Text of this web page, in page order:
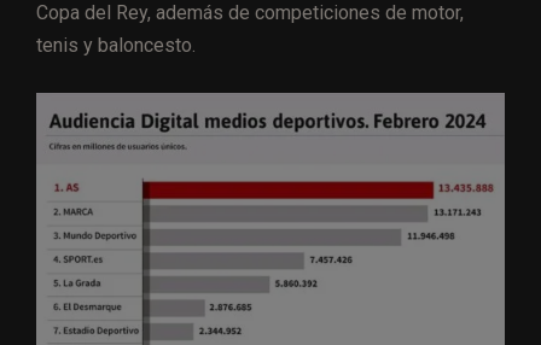
Copa del Rey, además de competiciones de motor,
tenis y baloncesto.